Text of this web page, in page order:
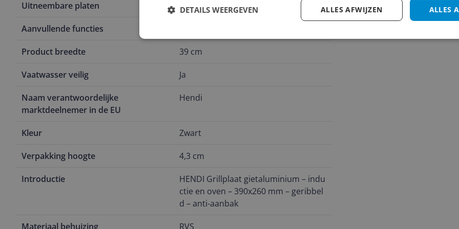
Uitneembare platen Nee
Aanvullende functies
Product breedte 39 cm
Vaatwasser veilig Ja
Naam verantwoordelijke
marktdeelnemer in de EU
Hendi
Kleur Zwart
Verpakking hoogte 4,3 cm
Introductie
HENDI Grillplaat gietaluminium – indu
ctie en oven – 390x260 mm – geribbel
d – anti-aanbak
Materiaal behuizing RVS
ALLES
ALLES AFWIJZEN
DETAILS WEERGEVEN